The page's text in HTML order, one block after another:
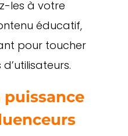
les à votre
éducatif,
pour toucher
puissance